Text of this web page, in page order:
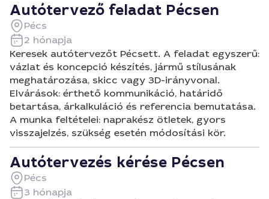
Autótervező feladat Pécsen
Pécs
2 hónapja
Keresek autótervezőt Pécsett. A feladat egyszerű:
vázlat és koncepció készítés, jármű stílusának
meghatározása, skicc vagy 3D-irányvonal.
Elvárások: érthető kommunikáció, határidő
betartása, árkalkuláció és referencia bemutatása.
A munka feltételei: naprakész ötletek, gyors
visszajelzés, szükség esetén módosítási kör.
Autótervezés kérése Pécsen
Pécs
3 hónapja